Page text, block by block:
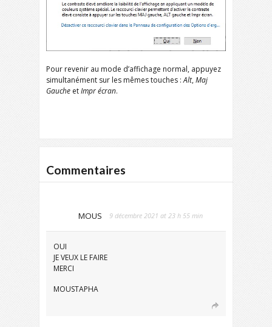
Pour revenir au mode d’affichage normal, appuyez
simultanément sur les mêmes touches :Alt,Maj
Gauche etImpr écran.
Commentaires
MOUS 9 décembre 2021 at 23 h 55 min
OUI
JE VEUX LE FAIRE
MERCI
MOUSTAPHA